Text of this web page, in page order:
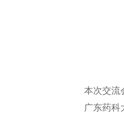
本次交流
广东药科